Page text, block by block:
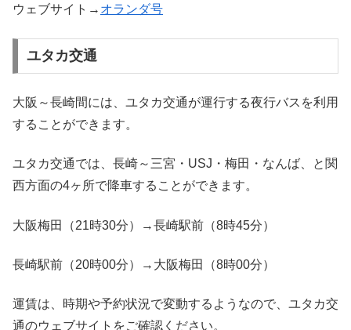
ウェブサイト→ オランダ号
ユタカ交通
大阪～長崎間には、ユタカ交通が運行する夜行バスを利用
することができます。
ユタカ交通では、長崎～三宮・USJ・梅田・なんば、と関
西方面の4ヶ所で降車することができます。
大阪梅田（21時30分）→長崎駅前（8時45分）
長崎駅前（20時00分）→大阪梅田（8時00分）
運賃は、時期や予約状況で変動するようなので、ユタカ交
通のウェブサイトをご確認ください。